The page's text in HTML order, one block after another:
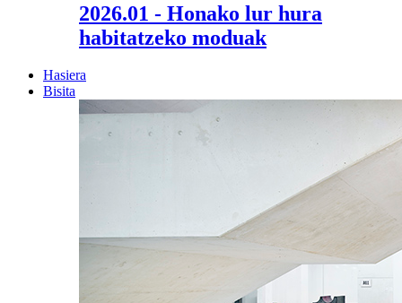
2026.01 - Honako lur hura
habitatzeko moduak
Hasiera
Bisita